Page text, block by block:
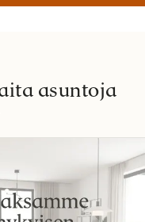
asuntoja